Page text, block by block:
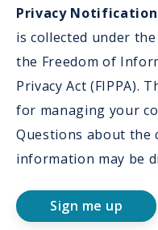
Privacy
is collected under
the Freedom of
Privacy Act (FIPPA).
for managing your
Questions about the
information may be
Sign me up